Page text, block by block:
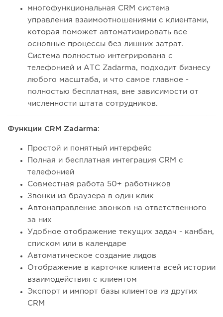
многофункциональная CRM система
управления взаимоотношениями с клиентами,
которая поможет автоматизировать все
основные процессы без лишних затрат.
Система полностью интегрирована с
телефонией и АТС Zadarma, подходит бизнесу
любого масштаба, и что самое главное -
полностью бесплатная, вне зависимости от
численности штата сотрудников.
Функции CRM Zadarma:
Простой и понятный интерфейс
Полная и бесплатная интеграция CRM с
телефонией
Совместная работа 50+ работников
Звонки из браузера в один клик
Автонаправление звонков на ответственного
за них
Удобное отображение текущих задач - канбан,
списком или в календаре
Автоматическое создание лидов
Отображение в карточке клиента всей истории
взаимодействия с клиентом
Экспорт и импорт базы клиентов из других
CRM